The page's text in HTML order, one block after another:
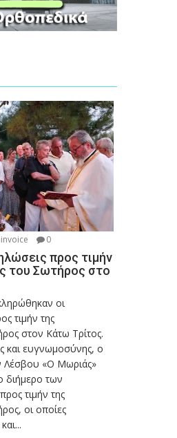
0
προς τιμήν
του Σωτήρος στο
οι
τιμήν της
στον Κάτω Τρίτος.
και ευγνωμοσύνης, ο
Λέσβου «Ο Μωριάς»
διήμερο των
τιμήν της
οι οποίες